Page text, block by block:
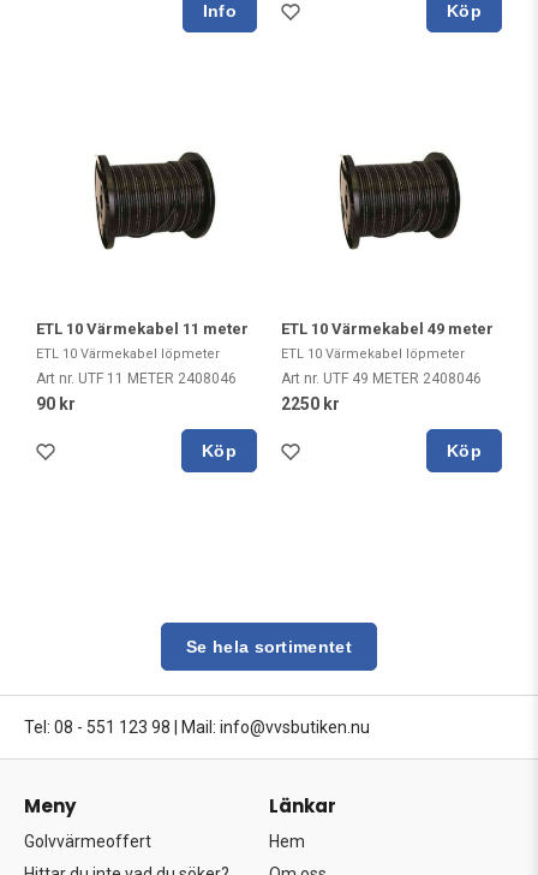
Köp
ETL 10 Värmekabel 11 meter
ETL 10 Värmekabel löpmeter
Art nr. UTF 11 METER 2408046
90 kr
Köp
ETL 10 Värmekabel 49 meter
ETL 10 Värmekabel löpmeter
Art nr. UTF 49 METER 2408046
2250 kr
Köp
Se hela sortimentet
Tel: 08 - 551 123 98 Mail: info@vvsbutiken.nu
Meny
Golvvärmeoffert
Länkar
Hem